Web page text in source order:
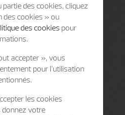
des cookies, cliquez
des cookies » ou
des cookies pour
accepter », vous
pour l’utilisation
les cookies
votre